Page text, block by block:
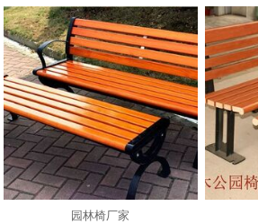
园林椅厂家